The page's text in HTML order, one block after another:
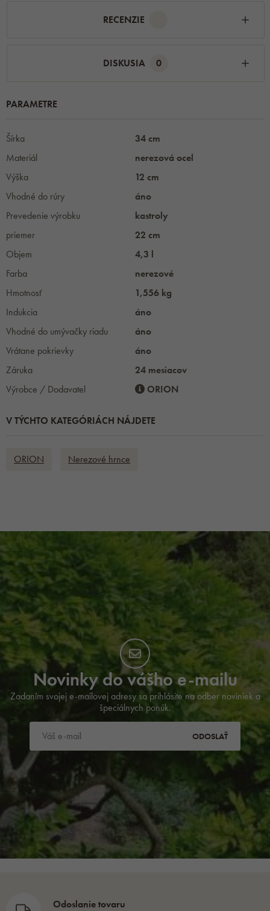
RECENZIE
DISKUSIA 0
PARAMETRE
Šírka
34 cm
Materiál
nerezová ocel
Výška
12 cm
Vhodné do rúry
áno
Prevedenie výrobku
kastroly
priemer
22 cm
Objem
4,3 l
Farba
nerezové
Hmotnosť
1,556 kg
Indukcia
áno
Vhodné do umývačky riadu
áno
Vrátane pokrievky
áno
Záruka
24 mesiacov
Výrobce / Dodavatel
ORION
V TÝCHTO KATEGÓRIÁCH NÁJDETE
ORION Nerezové hrnce
Novinky do vášho e-mailu
Zadaním svojej e-mailovej adresy sa prihlásite na odber noviniek a
špeciálnych ponúk.
ODOSLAŤ
Odoslanie tovaru